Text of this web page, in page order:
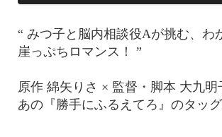
“ みつ子と脳内相談役Aが挑む、わ
崖っぷちロマンス！ ”
原作 綿矢りさ × 監督・脚本 大九明
あの『勝手にふるえてろ』のタッグ